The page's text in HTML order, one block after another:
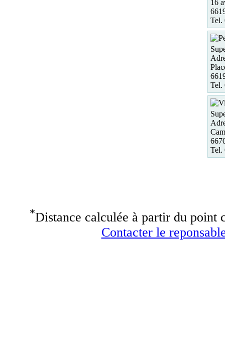
16
Tel.
Tel.
Tel.
*Distance calculée à partir du point
Contacter le